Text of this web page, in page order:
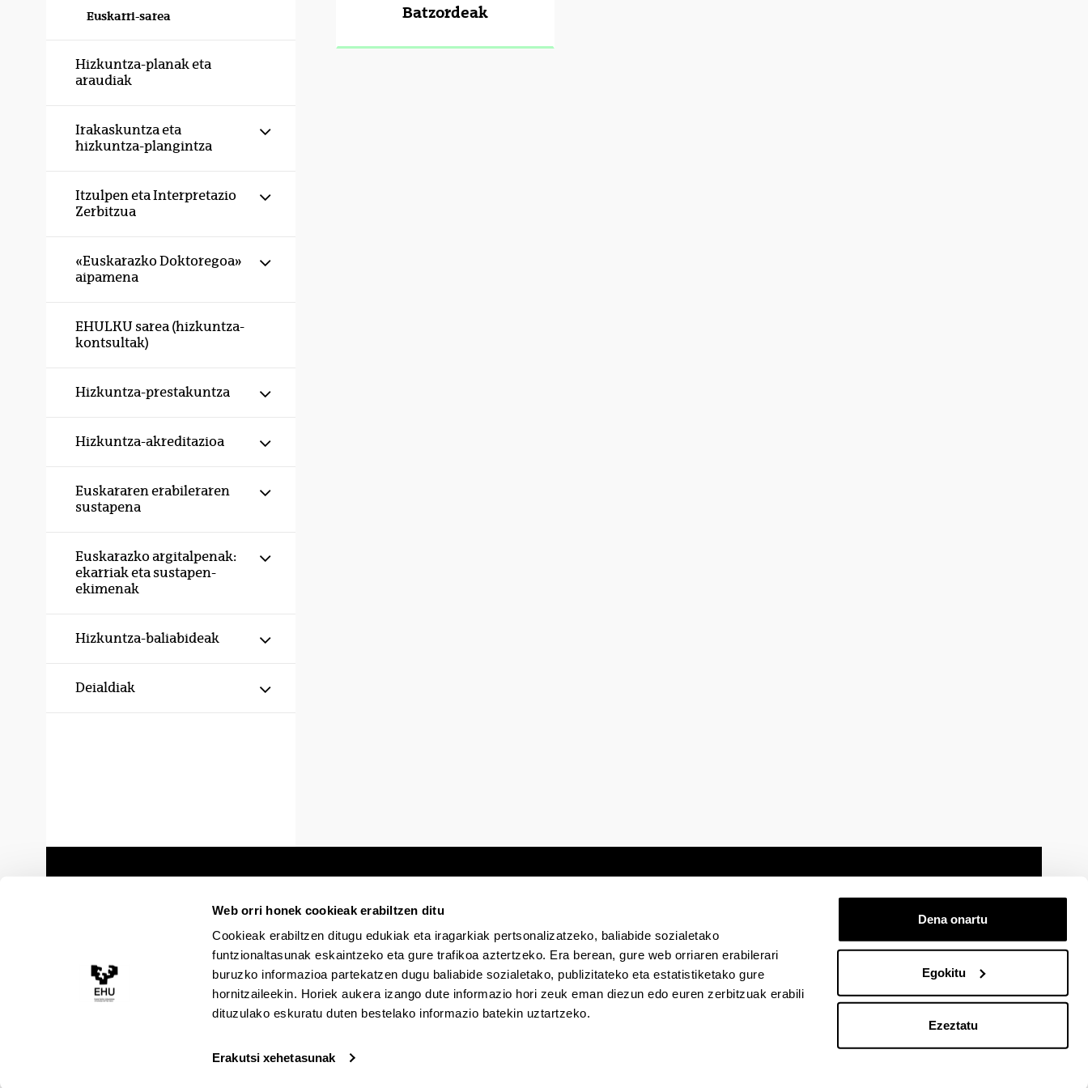
Web orri honek cookieak erabiltzen ditu
Cookieak erabiltzen ditugu edukiak eta iragarkiak pertsonalizatzeko, baliabide sozialetako
funtzionaltasunak eskaintzeko eta gure trafikoa aztertzeko. Era berean, gure web orriaren erabilerari
buruzko informazioa partekatzen dugu baliabide sozialetako, publizitateko eta estatistiketako gure
hornitzaileekin. Horiek aukera izango dute informazio hori zeuk eman diezun edo euren zerbitzuak erabili
dituzulako eskuratu duten bestelako informazio batekin uztartzeko.
Erakutsi xehetasunak
Dena onartu
Egokitu
Ezeztatu
Euskarri-sarea
Hizkuntza-planak eta
araudiak
Irakaskuntza eta
hizkuntza-plangintza
Erakutsi/izkutatu azpiorriak
Itzulpen eta Interpretazio
Zerbitzua
Erakutsi/izkutatu azpiorriak
«Euskarazko Doktoregoa»
aipamena
Erakutsi/izkutatu azpiorriak
EHULKU sarea (hizkuntza-
kontsultak)
Hizkuntza-prestakuntza Erakutsi/izkutatu azpiorriak
Hizkuntza-akreditazioa Erakutsi/izkutatu azpiorriak
Euskararen erabileraren
sustapena
Erakutsi/izkutatu azpiorriak
Euskarazko argitalpenak:
ekarriak eta sustapen-
ekimenak
Erakutsi/izkutatu azpiorriak
Hizkuntza-baliabideak Erakutsi/izkutatu azpiorriak
Deialdiak Erakutsi/izkutatu azpiorriak
Batzordeak
Egoitza elektronikoa Irisgarritasuna Lege oharra Laguntza Kontaktua
EHU Tiktok-enEHU Bluesky-nEHU Facebook-enEHU Linkedin-enEHU Instagram-enEHU Youtube-enEHU Vimeo-enEHU Flickr-en